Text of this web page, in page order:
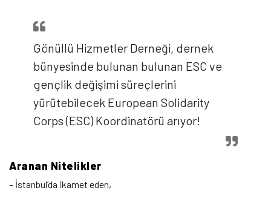
Gönüllü Hizmetler Derneği, dernek
bünyesinde bulunan bulunan ESC ve
gençlik değişimi süreçlerini
yürütebilecek European Solidarity
Corps (ESC) Koordinatörü arıyor!
Aranan Nitelikler
– İstanbul’da ikamet eden,